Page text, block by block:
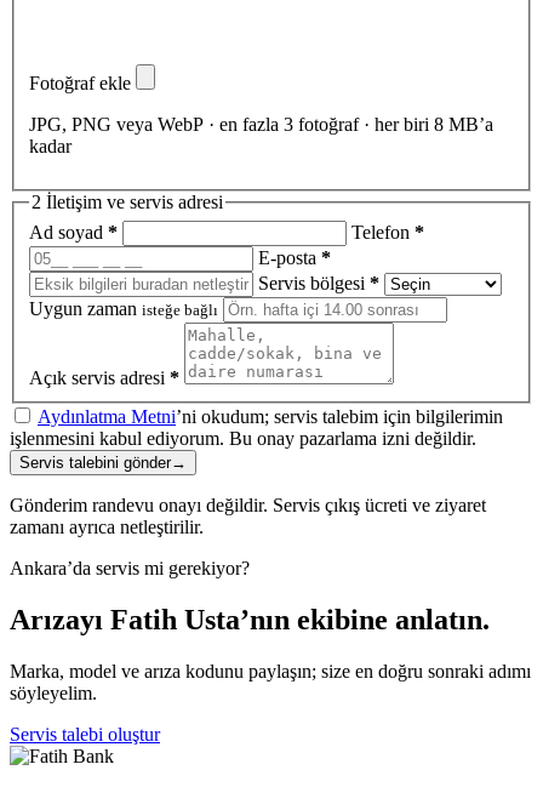
Fotoğraf ekle
JPG, PNG veya WebP · en fazla 3 fotoğraf · her biri 8 MB’a
kadar
2 İletişim ve servis adresi
Ad soyad * Telefon *
E-posta *
Servis bölgesi *
Uygun zaman isteğe bağlı
Açık servis adresi *
Aydınlatma Metni’ni okudum; servis talebim için bilgilerimin
işlenmesini kabul ediyorum. Bu onay pazarlama izni değildir.
Servis talebini gönder→
Gönderim randevu onayı değildir. Servis çıkış ücreti ve ziyaret
zamanı ayrıca netleştirilir.
Ankara’da servis mi gerekiyor?
Arızayı Fatih Usta’nın ekibine anlatın.
Marka, model ve arıza kodunu paylaşın; size en doğru sonraki adımı
söyleyelim.
Servis talebi oluştur